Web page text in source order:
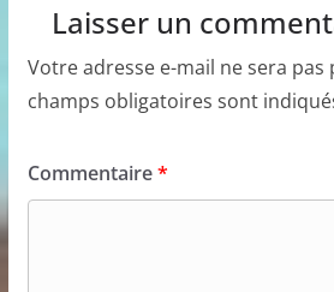
Laisser un
Votre adresse e-mail ne sera pas
champs obligatoires sont
Commentaire*